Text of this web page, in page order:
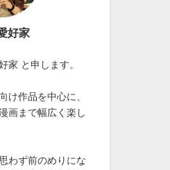
好家
家 と申します。
け作品を中心に、
画まで幅広く楽し
わず前のめりにな